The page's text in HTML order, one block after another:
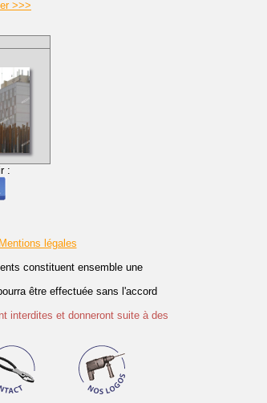
>>>
:
Mentions légales
constituent ensemble une
être effectuée sans l'accord
interdites et donneront suite à des